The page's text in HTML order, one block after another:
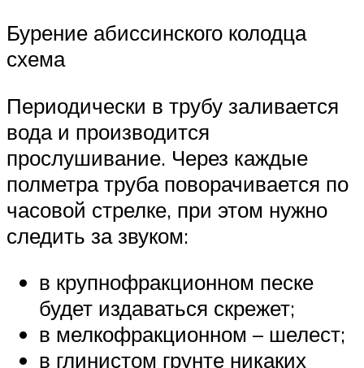
Бурение абиссинского колодца
схема
Периодически в трубу заливается
вода и производится
прослушивание. Через каждые
полметра труба поворачивается по
часовой стрелке, при этом нужно
следить за звуком:
в крупнофракционном песке
будет издаваться скрежет;
в мелкофракционном – шелест;
в глинистом грунте никаких